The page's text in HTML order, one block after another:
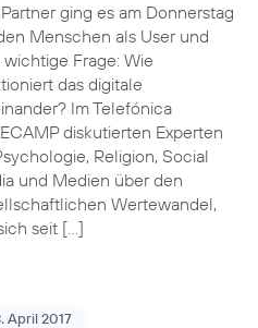
ging es am Donnerstag
Menschen als User und
Frage: Wie
das digitale
Im Telefónica
diskutierten Experten
Religion, Social
und Medien über den
Wertewandel,
seit […]
April 2017